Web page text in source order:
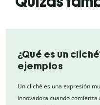
¿Qué es un
ejemplos
Un cliché es una expresión
innovadora cuando